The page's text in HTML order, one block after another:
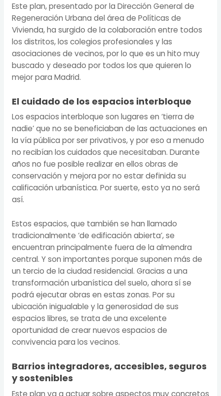
Este plan, presentado por la Dirección General de
Regeneración Urbana del área de Políticas de
Vivienda, ha surgido de la colaboración entre todos
los distritos, los colegios profesionales y las
asociaciones de vecinos, por lo que es un hito muy
buscado y deseado por todos los que quieren lo
mejor para Madrid.
El cuidado de los espacios interbloque
Los espacios interbloque son lugares en ‘tierra de
nadie’ que no se beneficiaban de las actuaciones en
la vía pública por ser privativos, y por eso a menudo
no recibían los cuidados que necesitaban. Durante
años no fue posible realizar en ellos obras de
conservación y mejora por no estar definida su
calificación urbanística. Por suerte, esto ya no será
así.
Estos espacios, que también se han llamado
tradicionalmente ‘de edificación abierta’, se
encuentran principalmente fuera de la almendra
central. Y son importantes porque suponen más de
un tercio de la ciudad residencial. Gracias a una
transformación urbanística del suelo, ahora sí se
podrá ejecutar obras en estas zonas. Por su
ubicación inigualable y la generosidad de sus
espacios libres, se trata de una excelente
oportunidad de crear nuevos espacios de
convivencia para los vecinos.
Barrios integradores, accesibles, seguros
y sostenibles
Este plan va a actuar sobre aspectos muy concretos